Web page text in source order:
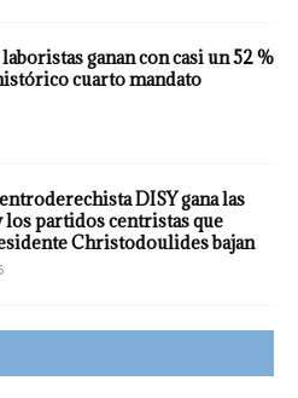
ganan con casi un 52 %
cuarto mandato
DISY gana las
los partidos centristas que
Christodoulides bajan